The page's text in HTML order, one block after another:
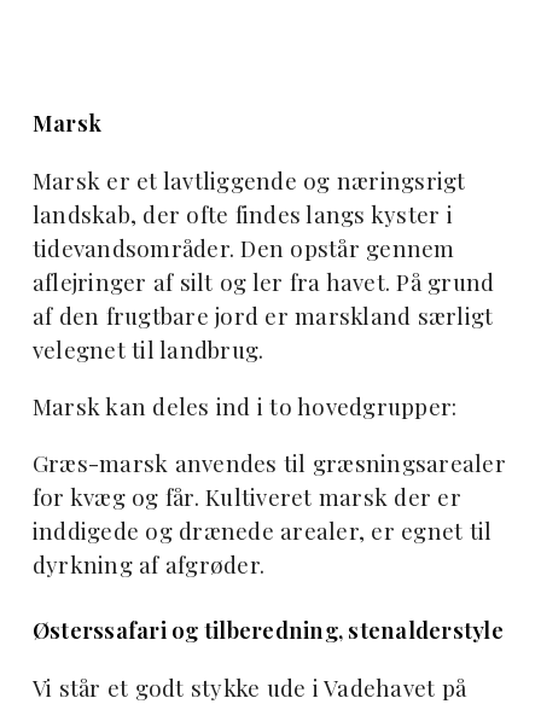
Marsk
Marsk er et lavtliggende og næringsrigt
landskab, der ofte findes langs kyster i
tidevandsområder. Den opstår gennem
aflejringer af silt og ler fra havet. På grund
af den frugtbare jord er marskland særligt
velegnet til landbrug.
Marsk kan deles ind i to hovedgrupper:
Græs-marsk anvendes til græsningsarealer
for kvæg og får. Kultiveret marsk der er
inddigede og drænede arealer, er egnet til
dyrkning af afgrøder.
Østerssafari og tilberedning, stenalderstyle
Vi står et godt stykke ude i Vadehavet på